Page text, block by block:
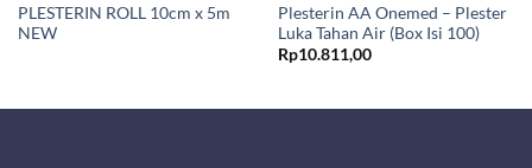
PLESTERIN ROLL 10cm x 5m
NEW
Plesterin AA Onemed – Plester
Luka Tahan Air (Box Isi 100)
Rp10.811,00